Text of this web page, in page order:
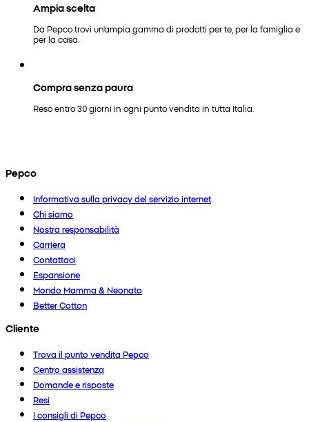
Ampia scelta
Da Pepco trovi un'ampia gamma di prodotti per te, per la famiglia e
per la casa.
Compra senza paura
Reso entro 30 giorni in ogni punto vendita in tutta Italia.
Pepco
Informativa sulla privacy del servizio internet
Chi siamo
Nostra responsabilità
Carriera
Contattaci
Espansione
Mondo Mamma & Neonato
Better Cotton
Cliente
Trova il punto vendita Pepco
Centro assistenza
Domande e risposte
Resi
I consigli di Pepco